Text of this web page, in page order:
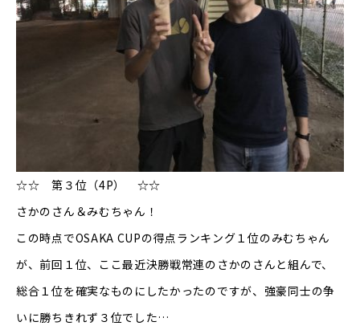
☆☆ 第３位（4P） ☆☆
さかのさん＆みむちゃん！
この時点でOSAKA CUPの得点ランキング１位のみむちゃん
が、前回１位、ここ最近決勝戦常連のさかのさんと組んで、
総合１位を確実なものにしたかったのですが、強豪同士の争
いに勝ちきれず３位でした…